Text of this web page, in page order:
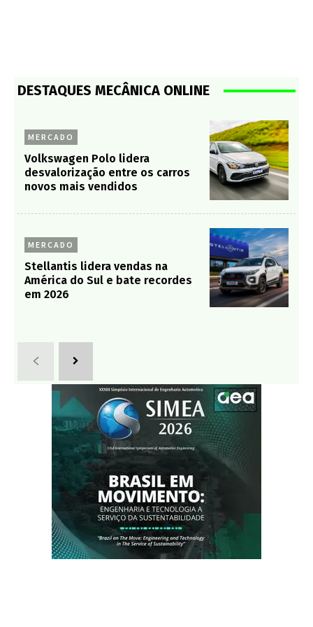
DESTAQUES MECÂNICA ONLINE
MERCADO
Volkswagen Polo lidera
desvalorização entre os carros
novos mais vendidos
MERCADO
Stellantis lidera vendas na
América do Sul e bate recordes
em 2026